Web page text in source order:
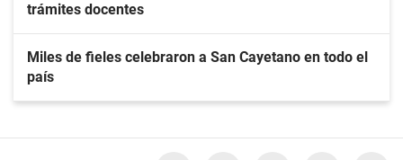
trámites docentes
Miles de fieles celebraron a San Cayetano en todo el
país